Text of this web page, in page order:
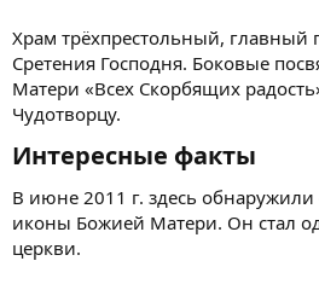
Храм трёхпрестольный, главный
Сретения Господня. Боковые
Матери «Всех Скорбящих
Чудотворцу.
Интересные факты​
В июне 2011 г. здесь обнаружили
иконы Божией Матери. Он стал
церкви.